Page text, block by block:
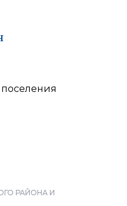
поселения
РАЙОНА И